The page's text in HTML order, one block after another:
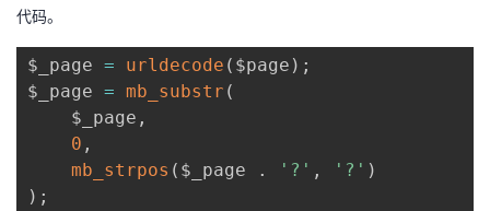
代码。
$_page = urldecode ( $page ) ;
$_page = mb_substr (
    $_page
,
0 ,
mb_strpos ( $_page . '?' , '?' )
) ;